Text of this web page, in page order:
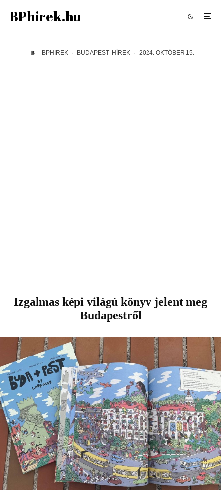
BPhirek.hu
BPHIREK · BUDAPESTI HÍREK · 2024. OKTÓBER 15.
Izgalmas képi világú könyv jelent meg
Budapestről